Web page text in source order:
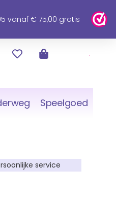
vanaf € 75,00 gratis
Speelgoed
service